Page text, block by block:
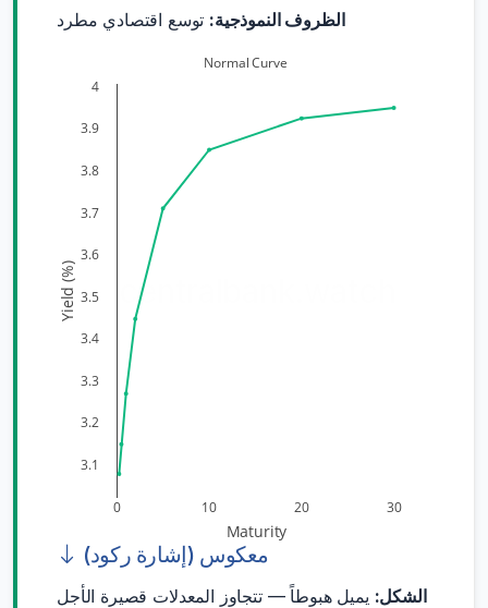
الظروف النموذجية: توسع اقتصادي مطرد
0 10 20 30
3.1
3.2
3.3
3.4
3.5
3.6
3.7
3.8
3.9
4
Normal Curve
Maturity
Yield (%) centralbank.watch
معكوس (إشارة ركود)
الشكل: يميل هبوطاً — تتجاوز المعدلات قصيرة الأجل